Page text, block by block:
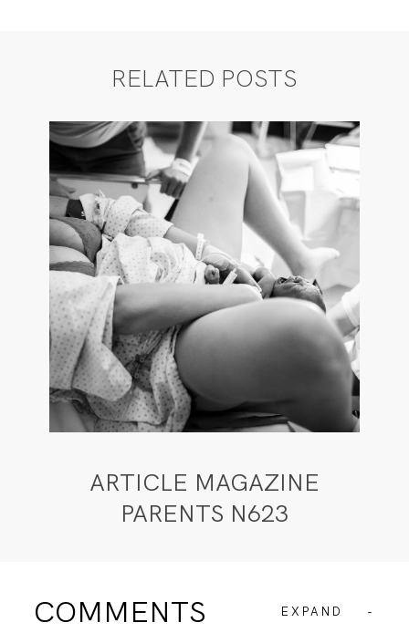
RELATED POSTS
ARTICLE MAGAZINE
PARENTS N623
COMMENTS EXPAND